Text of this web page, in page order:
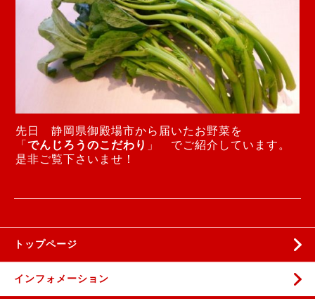
先日 静岡県御殿場市から届いたお野菜を
「 でんじろうのこだわり 」 でご紹介しています。
是非ご覧下さいませ！
トップページ
インフォメーション